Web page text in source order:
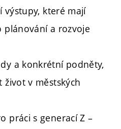
výstupy, které mají
plánování a rozvoje
a konkrétní podněty,
v městských
práci s generací Z –